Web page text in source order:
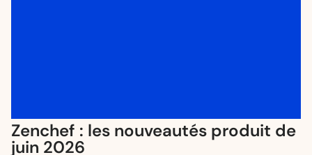
Les nouveautés produit Zenchef de
Zenchef : les nouveautés produit de
juin 2026